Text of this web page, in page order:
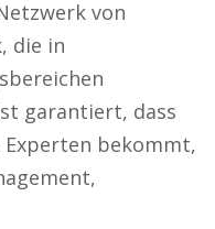
von
die in
garantiert, dass
Experten bekommt,